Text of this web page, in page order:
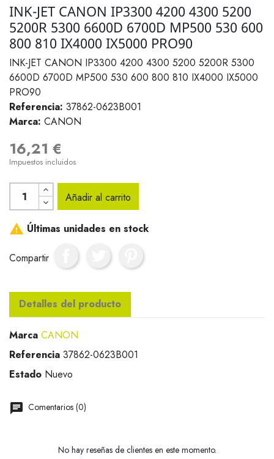
INK-JET CANON IP3300 4200 4300 5200
5200R 5300 6600D 6700D MP500 530 600
800 810 IX4000 IX5000 PRO90
INK-JET CANON IP3300 4200 4300 5200 5200R 5300
6600D 6700D MP500 530 600 800 810 IX4000 IX5000
PRO90
Referencia: 37862-0623B001
Marca: CANON
16,21 €
Impuestos incluidos
Añadir al carrito
 Últimas unidades en stock
Compartir
Detalles del producto
Marca CANON
Referencia 37862-0623B001
Estado Nuevo
Comentarios (0)
No hay reseñas de clientes en este momento.